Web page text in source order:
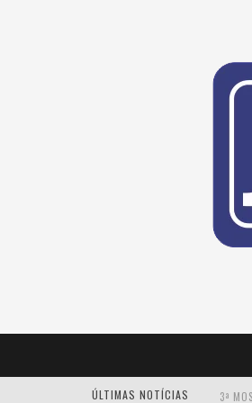
ÚLTIMAS NOTÍCIAS